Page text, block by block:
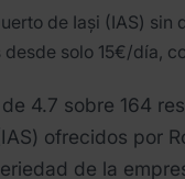
de Iași (IAS)
solo 15€/día,
4.7 sobre 164
ofrecidos por
de la